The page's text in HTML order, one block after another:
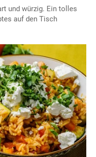
und würzig. Ein tolles
auf den Tisch